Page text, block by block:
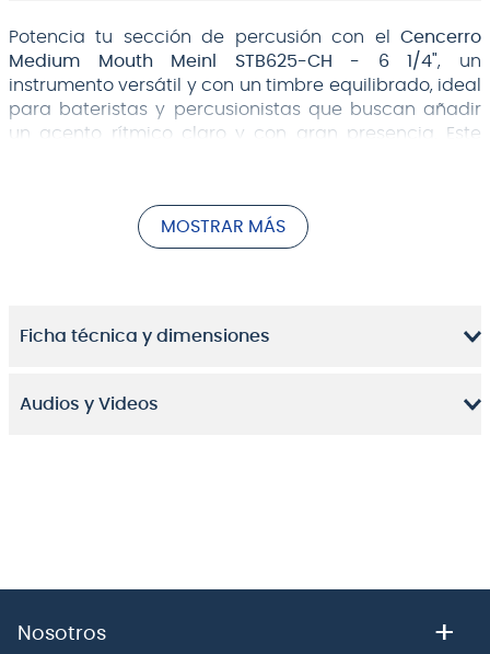
Potencia tu sección de percusión con el Cencerro
Medium Mouth Meinl STB625-CH - 6 1/4", un
instrumento versátil y con un timbre equilibrado, ideal
para bateristas y percusionistas que buscan añadir
un acento rítmico claro y con gran presencia. Este
ElCencerro Meinl STB625-CHse destaca por su diseño
ofreciendo un
con un balance
MOSTRAR MÁS
Ficha técnica y dimensiones
Audios y Videos
Nosotros +